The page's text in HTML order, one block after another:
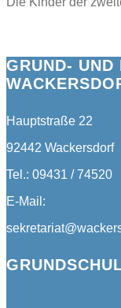
GRUND- UND
Hauptstraße 22
92442 Wackersdorf
Tel.: 09431 / 74520
E-Mail: